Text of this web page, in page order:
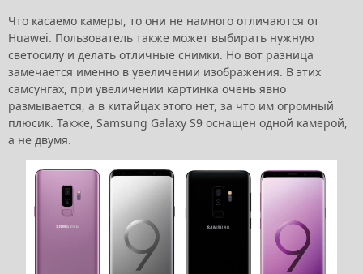
Что касаемо камеры, то они не намного отличаются от
Huawei. Пользователь также может выбирать нужную
светосилу и делать отличные снимки. Но вот разница
замечается именно в увеличении изображения. В этих
самсунгах, при увеличении картинка очень явно
размывается, а в китайцах этого нет, за что им огромный
плюсик. Также, Samsung Galaxy S9 оснащен одной камерой,
а не двумя.